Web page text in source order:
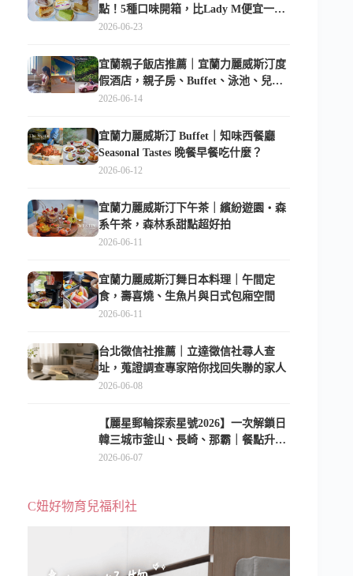
點！5種口味開箱，比Lady M便宜一半
的台北隱藏版
2026-06-23
宜蘭親子飯店推薦｜宜蘭力麗威斯汀度
假酒店，親子房、Buffet、泳池、兒童
俱樂部超適合放電
2026-06-14
宜蘭力麗威斯汀 Buffet｜知味西餐廳
Seasonal Tastes 晚餐早餐吃什麼？
2026-06-12
宜蘭力麗威斯汀下午茶｜繽紛遊園・森
系午茶，森林系甜點超好拍
2026-06-11
宜蘭力麗威斯汀舞日本料理｜午間定
食，壽喜燒、生魚片與日式包廂空間
2026-06-11
台北徵信社推薦｜立達徵信社尋人查
址，蒐證調查專家陪你找回失聯的家人
2026-06-08
【麗星郵輪探索星號2026】一次解鎖日
韓三城市釜山、長崎、那霸｜餐點升
級、表演更新、船上慶生超難忘
2026-06-07
C妞好物育兒福利社